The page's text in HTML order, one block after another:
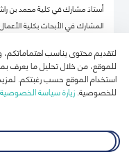
أستاذ مشارك في كلية محمد بن
المشارك في الأبحاث بكلية
نيوزيلندا لدراسات سوق العمل
لتقديم محتوى يناسب اهتماماتكم،
للموقع، من خلال تحليل ما يعرف
استخدام الموقع حسب رغبتكم.
للخصوصية.زيارة سياسة الخصوصية